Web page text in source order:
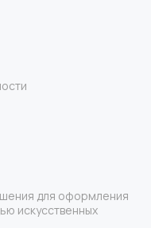
для оформления
искусственных